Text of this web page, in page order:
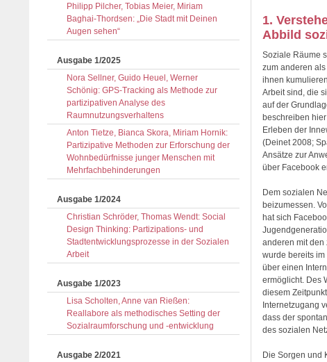
1.
Abbild
Soziale Räume
zum anderen
ihnen
Arbeit sind, die
auf der
beschreiben
Erleben der
(Deinet 2008;
Ansätze zur
über Facebook
Dem sozialen
beizumessen.
hat sich
anderen mit
wurde bereits
über einen
ermöglicht. Des
diesem
Internetzugang
dass der
des sozialen
Die Sorgen und
Philipp Pilcher, Tobias Meier, Miriam
Baghai-Thordsen: „Die Stadt mit Deinen
Augen sehen“
Ausgabe 1/2025
Nora Sellner, Guido Heuel, Werner
Schönig: GPS-Tracking als Methode zur
partizipativen Analyse des
Raumnutzungsverhaltens
Anton Tietze, Bianca Skora, Miriam Hornik:
Partizipative Methoden zur Erforschung der
Wohnbedürfnisse junger Menschen mit
Mehrfachbehinderungen
Ausgabe 1/2024
Christian Schröder, Thomas Wendt: Social
Design Thinking: Partizipations- und
Stadtentwicklungsprozesse in der Sozialen
Arbeit
Ausgabe 1/2023
Lisa Scholten, Anne van Rießen:
Reallabore als methodisches Setting der
Sozialraumforschung und -entwicklung
Ausgabe 2/2021